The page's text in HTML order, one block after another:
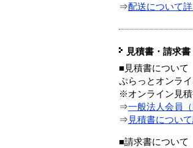
⇒配送について
見積書・請求
■見積書について
ぷらっとオンラ
※オンライン見積
⇒一般法人会員
⇒ 見積書につい
■請求書について